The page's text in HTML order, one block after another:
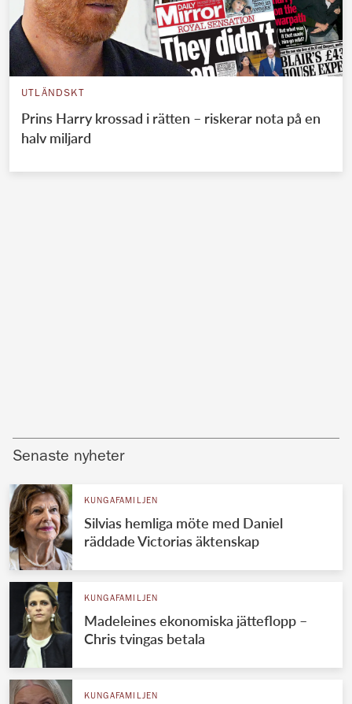
UTLÄNDSKT
Prins Harry krossad i rätten – riskerar nota på en
halv miljard
Senaste nyheter
KUNGAFAMILJEN
Silvias hemliga möte med Daniel
räddade Victorias äktenskap
KUNGAFAMILJEN
Madeleines ekonomiska jätteflopp –
Chris tvingas betala
KUNGAFAMILJEN